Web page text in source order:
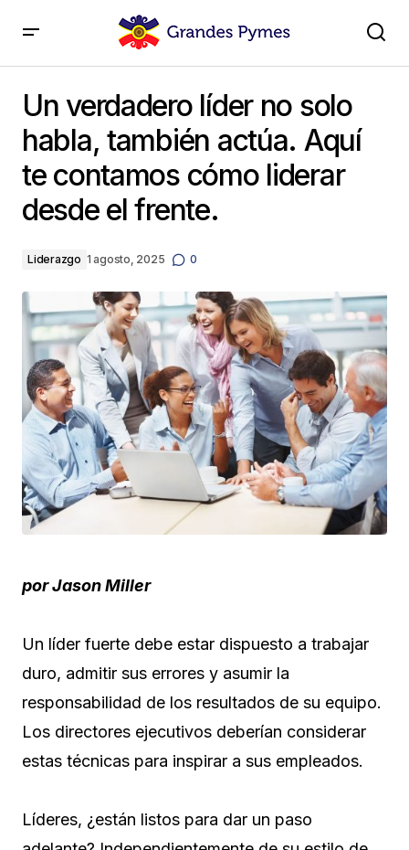
te contamos cómo liderar desde el frente.
Un verdadero líder no solo
habla, también actúa. Aquí
te contamos cómo liderar
desde el frente.
Liderazgo 1 agosto, 2025 0
por Jason Miller
Un líder fuerte debe estar dispuesto a trabajar
duro, admitir sus errores y asumir la
responsabilidad de los resultados de su equipo.
Los directores ejecutivos deberían considerar
estas técnicas para inspirar a sus empleados.
Líderes, ¿están listos para dar un paso